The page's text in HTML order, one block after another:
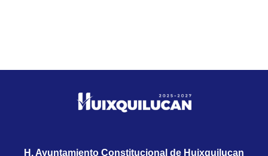
H. Ayuntamiento Constitucional de Huixquilucan